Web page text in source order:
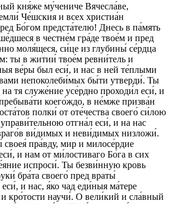
кня́же му́чениче Вячесла́ве,
Че́шския и всех христиа́н
Бо́гом предста́телю! Днесь в па́мять
в честне́м гра́де твое́м и пред
моля́щеся, си́це из глубины́ се́рдца
ты в житии́ твое́м ревни́тель и
ве́ры был еси́, и нас в ней те́плыми
непоколеби́мых бы́ти утверди́. Ты
тя служе́ние усе́рдно проходи́л еси́, и
коего́ждо, в не́мже призва́н
полки́ от оте́чества своего́ си́лою
отгна́л еси́, и на нас
ви́димых и неви́димых низложи́.
пра́вду, мир и милосе́рдие
и нам от ми́лостиваго Бо́га в сих
испроси́. Ты безви́нную кровь
бра́та своего́ пред враты́
и нас, я́ко чад еди́ныя ма́тере
кро́тости научи́. О вели́кий и сла́вный